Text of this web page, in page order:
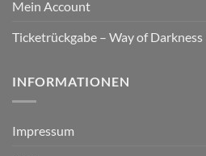
Mein Account
Ticketrückgabe – Way of Darkness
INFORMATIONEN
Impressum